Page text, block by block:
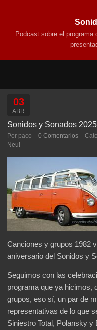
Podcast sobre el programa
03
ABR
Sonidos y Sonados
Por paco 0 Comentarios
Neu!
Canciones y grupos 1982
aniversario del Sonidos y
Seguimos con las
programa que ya hicimos,
grupos, eso sí, un par de
representativas de lo que
Siniestro Total, Polansky y